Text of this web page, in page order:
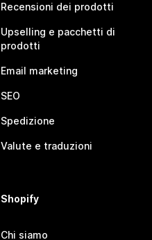
Recensioni dei prodotti
Upselling e pacchetti di
prodotti
Email marketing
SEO
Spedizione
Valute e traduzioni
Shopify
Chi siamo